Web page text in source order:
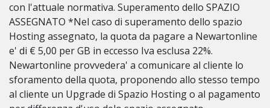
con l'attuale normativa. Superamento dello SPAZIO
ASSEGNATO *Nel caso di superamento dello spazio
Hosting assegnato, la quota da pagare a Newartonline
e' di € 5,00 per GB in eccesso Iva esclusa 22%.
Newartonline provvedera' a comunicare al cliente lo
sforamento della quota, proponendo allo stesso tempo
al cliente un Upgrade di Spazio Hosting o al pagamento